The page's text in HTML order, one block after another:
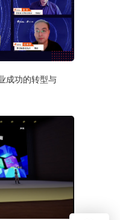
成功的转型与